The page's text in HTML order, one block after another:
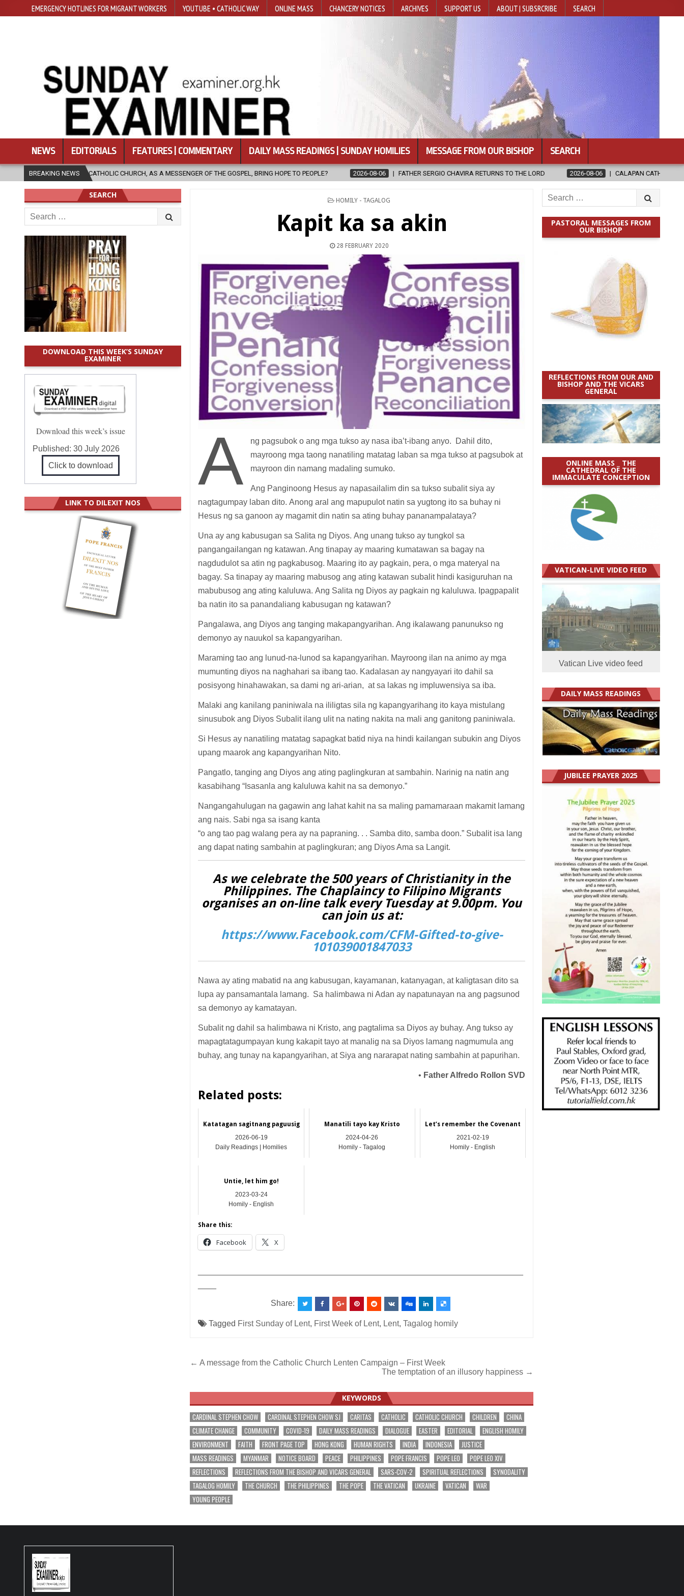
EMERGENCY HOTLINES FOR MIGRANT WORKERS YOUTUBE • CATHOLIC WAY ONLINE MASS CHANCERY NOTICES ARCHIVES SUPPORT US ABOUT | SUBSRCRIBE SEARCH
NEWS EDITORIALS FEATURES | COMMENTARY DAILY MASS READINGS | SUNDAY HOMILIES MESSAGE FROM OUR BISHOP SEARCH
BREAKING NEWS
CHURCH, AS A MESSENGER OF THE GOSPEL, BRING HOPE TO PEOPLE? 2026-08-06 FATHER SERGIO CHAVIRA RETURNS TO THE LORD 2026-08-06 CALAPAN CATHEDRAL UNVEILS RENOVATED
POSTED
HOMILY - TAGALOG
Kapit ka sa akin
28 FEBRUARY 2020
A
ng pagsubok o ang mga tukso ay nasa iba’t-ibang anyo. Dahil dito,
mayroong mga taong nanatiling matatag laban sa mga tukso at pagsubok at
mayroon din namang madaling sumuko.
Ang Panginoong Hesus ay napasailalim din sa tukso subalit siya ay
nagtagumpay laban dito. Anong aral ang mapupulot natin sa yugtong ito sa buhay ni
Hesus ng sa ganoon ay magamit din natin sa ating buhay pananampalataya?
Una ay ang kabusugan sa Salita ng Diyos. Ang unang tukso ay tungkol sa
pangangailangan ng katawan. Ang tinapay ay maaring kumatawan sa bagay na
nagdudulot sa atin ng pagkabusog. Maaring ito ay pagkain, pera, o mga materyal na
bagay. Sa tinapay ay maaring mabusog ang ating katawan subalit hindi kasiguruhan na
mabubusog ang ating kaluluwa. Ang Salita ng Diyos ay pagkain ng kaluluwa. Ipagpapalit
ba natin ito sa panandaliang kabusugan ng katawan?
Pangalawa, ang Diyos ang tanging makapangyarihan. Ang ikalawang panunukso ng
demonyo ay nauukol sa kapangyarihan.
Maraming tao ang lunud-na-lunod sa kapangyarihan. Mayroong ilan na animo ay mga
mumunting diyos na naghahari sa ibang tao. Kadalasan ay nangyayari ito dahil sa
posisyong hinahawakan, sa dami ng ari-arian, at sa lakas ng impluwensiya sa iba.
Malaki ang kanilang paniniwala na ililigtas sila ng kapangyarihang ito kaya mistulang
sinusubok ang Diyos Subalit ilang ulit na nating nakita na mali ang ganitong paniniwala.
Si Hesus ay nanatiling matatag sapagkat batid niya na hindi kailangan subukin ang Diyos
upang maarok ang kapangyarihan Nito.
Pangatlo, tanging ang Diyos ang ating paglingkuran at sambahin. Narinig na natin ang
kasabihang “Isasanla ang kaluluwa kahit na sa demonyo.”
Nangangahulugan na gagawin ang lahat kahit na sa maling pamamaraan makamit lamang
ang nais. Sabi nga sa isang kanta
“o ang tao pag walang pera ay na papraning. . . Samba dito, samba doon.” Subalit isa lang
ang dapat nating sambahin at paglingkuran; ang Diyos Ama sa Langit.
As we celebrate the 500 years of Christianity in the
Philippines. The Chaplaincy to Filipino Migrants
organises an on-line talk every Tuesday at 9.00pm. You
can join us at:
https://www.Facebook.com/CFM-Gifted-to-give-
101039001847033
Nawa ay ating mabatid na ang kabusugan, kayamanan, katanyagan, at kaligtasan dito sa
lupa ay pansamantala lamang. Sa halimbawa ni Adan ay napatunayan na ang pagsunod
sa demonyo ay kamatayan.
Subalit ng dahil sa halimbawa ni Kristo, ang pagtalima sa Diyos ay buhay. Ang tukso ay
mapagtatagumpayan kung kakapit tayo at manalig na sa Diyos lamang nagmumula ang
buhay, ang tunay na kapangyarihan, at Siya ang nararapat nating sambahin at papurihan.
• Father Alfredo Rollon SVD
Related posts:
Katatagan sagitnang paguusig
2026-06-19
Daily Readings | Homilies
Manatili tayo kay Kristo
2024-04-26
Homily - Tagalog
Let’s remember the Covenant
2021-02-19
Homily - English
Untie, let him go!
2023-03-24
Homily - English
Share this:
Facebook X
Share:
Tagged First Sunday of Lent, First Week of Lent, Lent, Tagalog homily
Post
← A message from the Catholic Church Lenten Campaign – First Week
The temptation of an illusory happiness →
KEYWORDS
CARDINAL STEPHEN CHOW CARDINAL STEPHEN CHOW SJ CARITAS CATHOLIC CATHOLIC CHURCH CHILDREN
CHINA
CLIMATE CHANGE
COMMUNITY COVID-19 DAILY MASS READINGS DIALOGUE EASTER EDITORIAL
ENGLISH HOMILY
ENVIRONMENT
FAITH FRONT PAGE TOP HONG KONG HUMAN RIGHTS INDIA INDONESIA
JUSTICE
MASS READINGS
MYANMAR NOTICE BOARD PEACE PHILIPPINES POPE FRANCIS POPE LEO
POPE LEO XIV
REFLECTIONS
REFLECTIONS FROM THE BISHOP AND VICARS GENERAL SARS-COV-2 SPIRITUAL REFLECTIONS
SYNODALITY
TAGALOG HOMILY
THE CHURCH THE PHILIPPINES THE POPE THE VATICAN UKRAINE VATICAN
WAR
YOUNG PEOPLE
Search
for:
PASTORAL MESSAGES FROM
OUR BISHOP
REFLECTIONS FROM OUR AND
BISHOP AND THE VICARS
GENERAL
ONLINE MASS _ THE
CATHEDRAL OF THE
IMMACULATE CONCEPTION
VATICAN-LIVE VIDEO FEED
Vatican Live video feed
DAILY MASS READINGS
JUBILEE PRAYER 2025
SEARCH
Search
for:
DOWNLOAD THIS WEEK’S SUNDAY
EXAMINER
Download this week’s issue
Published:30 July 2026
Click to download
LINK TO DILEXIT NOS